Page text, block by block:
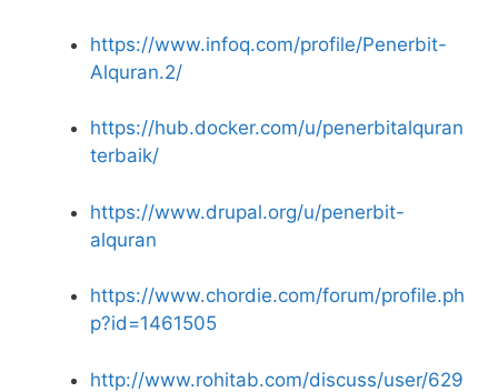
https://www.infoq.com/profile/Penerbit-
Alquran.2/
https://hub.docker.com/u/penerbitalquran
terbaik/
https://www.drupal.org/u/penerbit-
alquran
https://www.chordie.com/forum/profile.ph
p?id=1461505
http://www.rohitab.com/discuss/user/629